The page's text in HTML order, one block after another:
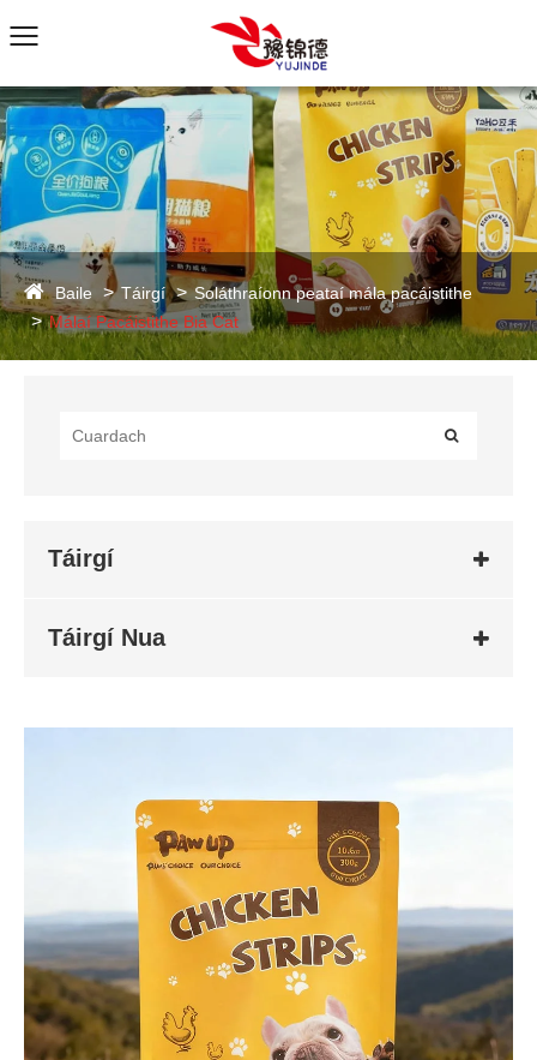
Baile Táirgí
Soláthraíonn peataí mála pacáistithe
Málaí Pacáistithe Bia Cat
Táirgí
Táirgí Nua